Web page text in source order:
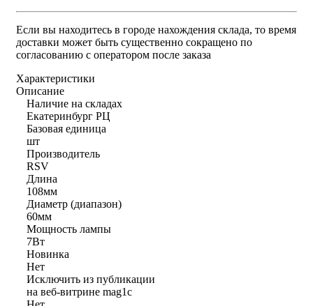
Если вы находитесь в городе нахождения склада, то время
доставки может быть существенно сокращено по
согласованию с оператором после заказа
Характеристики
Описание
Наличие на складах
Екатеринбург РЦ
Базовая единица
шт
Производитель
RSV
Длина
108мм
Диаметр (диапазон)
60мм
Мощность лампы
7Вт
Новинка
Нет
Исключить из публикации
на веб-витрине mag1c